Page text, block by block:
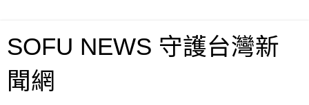
SOFU NEWS 守護台灣新
聞網